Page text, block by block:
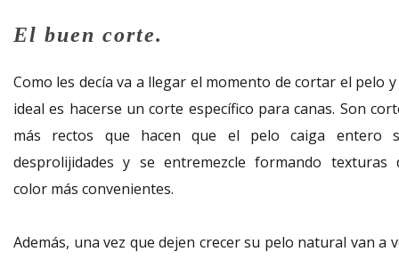
El buen corte.
Como les decía va a llegar el momento de cortar el pelo
ideal es hacerse un corte específico para canas. Son
más rectos que hacen que el pelo caiga entero
desprolijidades y se entremezcle formando texturas
color más convenientes.
Además, una vez que dejen crecer su pelo natural van a